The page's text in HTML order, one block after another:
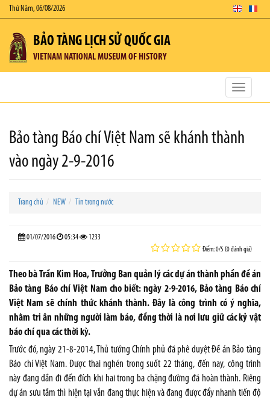
Thứ Năm, 06/08/2026
BẢO TÀNG LỊCH SỬ QUỐC GIA
VIETNAM NATIONAL MUSEUM OF HISTORY
Toggle
Bảo tàng Báo chí Việt Nam sẽ khánh thành
vào ngày 2-9-2016
Trang chủ NEW Tin trong nước
01/07/2016 05:34 1233
Điểm: 0/5 (0 đánh giá)
Theo bà Trần Kim Hoa, Trưởng Ban quản lý các dự án thành phần đề án
Bảo tàng Báo chí Việt Nam cho biết: ngày 2-9-2016, Bảo tàng Báo chí
Việt Nam sẽ chính thức khánh thành. Đây là công trình có ý nghĩa,
nhằm tri ân những người làm báo, đồng thời là nơi lưu giữ các kỷ vật
báo chí qua các thời kỳ.
Trước đó, ngày 21-8-2014, Thủ tướng Chính phủ đã phê duyệt Đề án Bảo tàng
Báo chí Việt Nam. Được thai nghén trong suốt 22 tháng, đến nay, công trình
này đang dần đi đến đích khi hai trong ba chặng đường đã hoàn thành. Riêng
dự án sưu tầm thì hiện tại vẫn đang thực hiện và đang được đẩy nhanh tiến độ